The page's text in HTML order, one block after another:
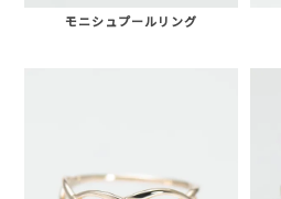
モニシュプールリング